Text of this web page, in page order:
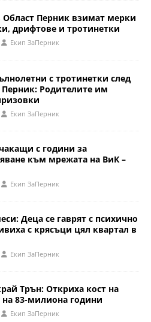
Област Перник взимат мерки
дрифтове и тротинетки
Eкип ЗаПерник
с тротинетки след
Родителите им
Eкип ЗаПерник
с години за
към мрежата на ВиК –
Eкип ЗаПерник
Деца се гаврят с психично
с крясъци цял квартал в
Eкип ЗаПерник
Трън: Откриха кост на
83-милиона години
Eкип ЗаПерник